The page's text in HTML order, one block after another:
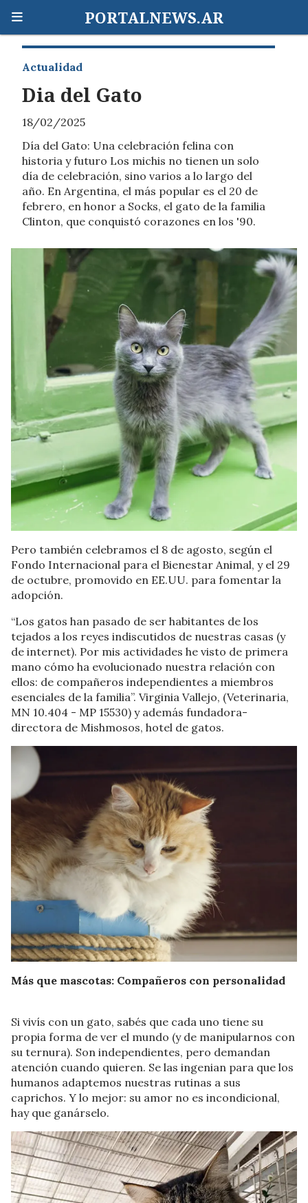
PORTALNEWS.AR
Dia del Gato
Día del Gato: Una celebración felina con
historia y futuro Los michis no tienen un solo
día de celebración, sino varios a lo largo del
año. En Argentina, el más popular es el 20 de
febrero, en honor a Socks, el gato de la familia
Clinton, que conquistó corazones en los '90.
Actualidad
18/02/2025
Pero también celebramos el 8 de agosto, según el
Fondo Internacional para el Bienestar Animal, y el 29
de octubre, promovido en EE.UU. para fomentar la
adopción.
“Los gatos han pasado de ser habitantes de los
tejados a los reyes indiscutidos de nuestras casas (y
de internet). Por mis actividades he visto de primera
mano cómo ha evolucionado nuestra relación con
ellos: de compañeros independientes a miembros
esenciales de la familia”. Virginia Vallejo, (Veterinaria,
MN 10.404 - MP 15530) y además fundadora-
directora de Mishmosos, hotel de gatos.
Más que mascotas: Compañeros con personalidad
Si vivís con un gato, sabés que cada uno tiene su
propia forma de ver el mundo (y de manipularnos con
su ternura). Son independientes, pero demandan
atención cuando quieren. Se las ingenian para que los
humanos adaptemos nuestras rutinas a sus
caprichos. Y lo mejor: su amor no es incondicional,
hay que ganárselo.